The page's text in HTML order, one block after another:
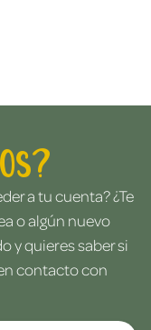
a tu cuenta? ¿Te
o algún nuevo
y quieres saber si
contacto con